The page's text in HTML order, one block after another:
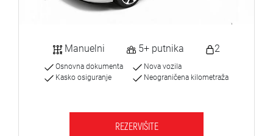
Manuelni 5+ putnika 2
Osnovna dokumenta
Kasko osiguranje
Nova vozila
Neograničena kilometraža
REZERVIŠITE